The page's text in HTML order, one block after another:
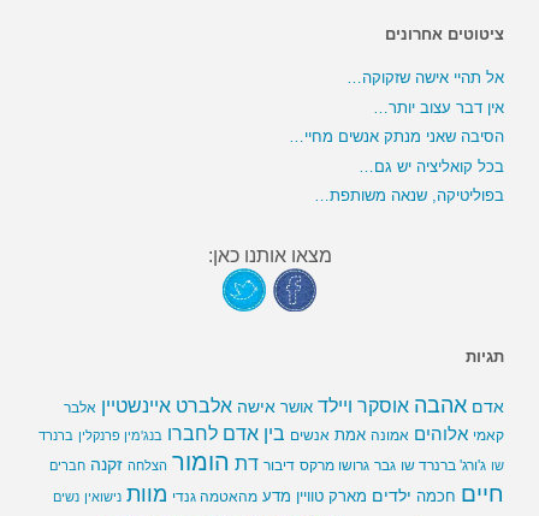
ציטוטים אחרונים
אל תהיי אישה שזקוקה…
אין דבר עצוב יותר…
הסיבה שאני מנתק אנשים מחיי…
בכל קואליציה יש גם…
בפוליטיקה, שנאה משותפת…
מצאו אותנו כאן:
תגיות
אדם אהבה אוסקר ויילד אושר אישה אלברט איינשטיין אלבר
קאמי אלוהים אמונה אמת אנשים בין אדם לחברו בנג'מין פרנקלין ברנרד
שו ג'ורג' ברנרד שו גבר גרושו מרקס דיבור דת הומור הצלחה זקנה חברים
חיים חכמה ילדים מארק טוויין מדע מהאטמה גנדי מוות נישואין נשים